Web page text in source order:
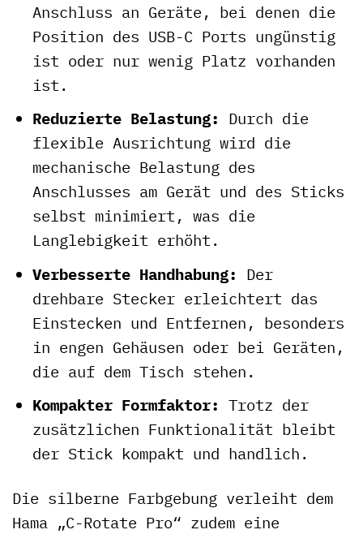
Anschluss an Geräte, bei denen die
Position des USB-C Ports ungünstig
ist oder nur wenig Platz vorhanden
ist.
Reduzierte Belastung: Durch die
flexible Ausrichtung wird die
mechanische Belastung des
Anschlusses am Gerät und des Sticks
selbst minimiert, was die
Langlebigkeit erhöht.
Verbesserte Handhabung: Der
drehbare Stecker erleichtert das
Einstecken und Entfernen, besonders
in engen Gehäusen oder bei Geräten,
die auf dem Tisch stehen.
Kompakter Formfaktor: Trotz der
zusätzlichen Funktionalität bleibt
der Stick kompakt und handlich.
Die silberne Farbgebung verleiht dem
Hama „C-Rotate Pro“ zudem eine